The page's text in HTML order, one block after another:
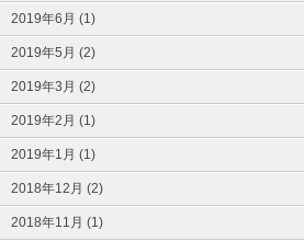
2019年6月 (1)
2019年5月 (2)
2019年3月 (2)
2019年2月 (1)
2019年1月 (1)
2018年12月 (2)
2018年11月 (1)